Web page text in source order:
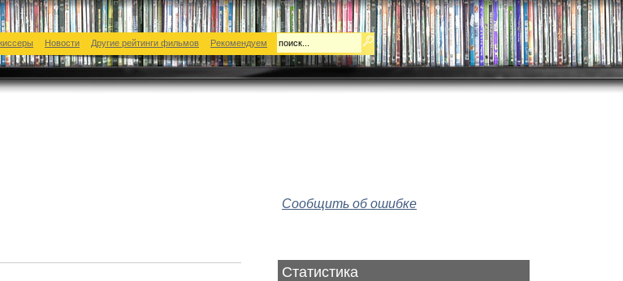
Новости Другие рейтинги фильмов Рекомендуем
Сообщить об ошибке
Статистика